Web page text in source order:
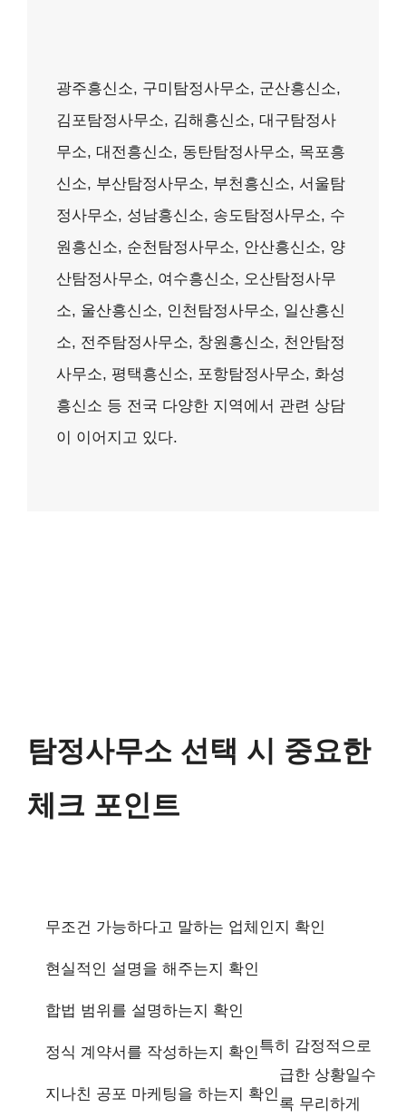
광주흥신소, 구미탐정사무소, 군산흥신소,
김포탐정사무소, 김해흥신소, 대구탐정사
무소, 대전흥신소, 동탄탐정사무소, 목포흥
신소, 부산탐정사무소, 부천흥신소, 서울탐
정사무소, 성남흥신소, 송도탐정사무소, 수
원흥신소, 순천탐정사무소, 안산흥신소, 양
산탐정사무소, 여수흥신소, 오산탐정사무
소, 울산흥신소, 인천탐정사무소, 일산흥신
소, 전주탐정사무소, 창원흥신소, 천안탐정
사무소, 평택흥신소, 포항탐정사무소, 화성
흥신소 등 전국 다양한 지역에서 관련 상담
이 이어지고 있다.
탐정사무소 선택 시 중요한
체크 포인트
무조건 가능하다고 말하는 업체인지 확인
현실적인 설명을 해주는지 확인
합법 범위를 설명하는지 확인
정식 계약서를 작성하는지 확인
지나친 공포 마케팅을 하는지 확인
특히 감정적으로
급한 상황일수
록 무리하게